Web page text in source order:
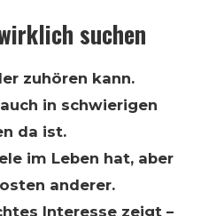
suchen
zuhören kann.
in schwierigen
da ist.
im Leben hat, aber
anderer.
Interesse zeigt –